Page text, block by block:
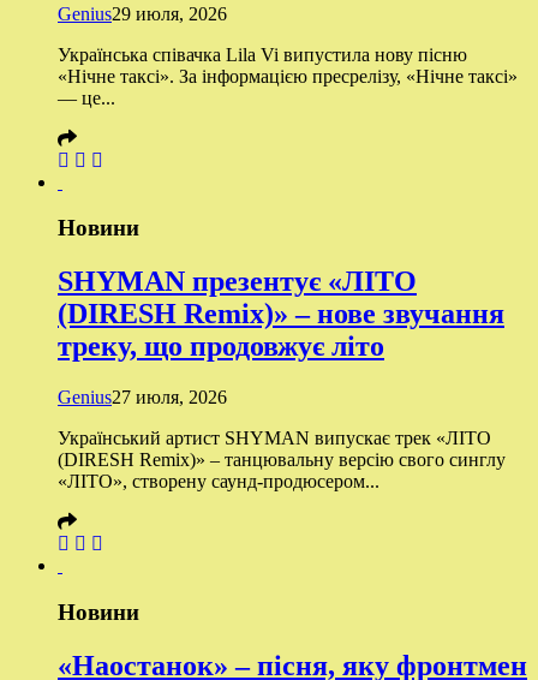
Genius29 июля, 2026
Українська співачка Lila Vi випустила нову пісню
«Нічне таксі». За інформацією пресрелізу, «Нічне таксі»
— це...
Новини
SHYMAN презентує «ЛІТО
(DIRESH Remix)» – нове звучання
треку, що продовжує літо
Genius27 июля, 2026
Український артист SHYMAN випускає трек «ЛІТО
(DIRESH Remix)» – танцювальну версію свого синглу
«ЛІТО», створену саунд-продюсером...
Новини
«Наостанок» – пісня, яку фронтмен